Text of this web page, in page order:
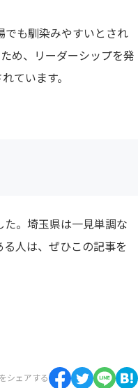
でも馴染みやすいとされ
め、リーダーシップを発
ています。
。埼玉県は一見単調な
人は、ぜひこの記事を
シェアする